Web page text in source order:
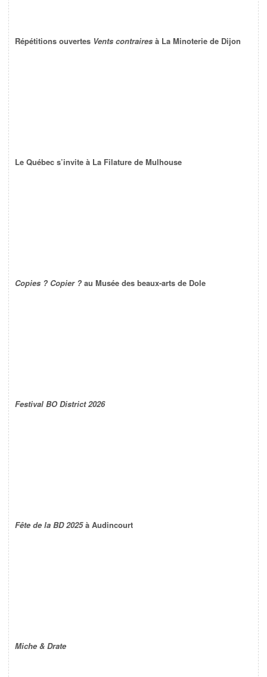
Répétitions ouvertes Vents contraires à La Minoterie de Dijon
Le Québec s’invite à La Filature de Mulhouse
Copies ? Copier ? au Musée des beaux-arts de Dole
Festival BO District 2026
Fête de la BD 2025à Audincourt
Miche & Drate